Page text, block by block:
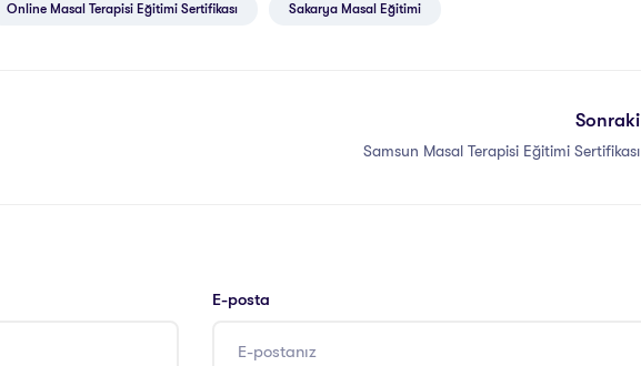
Online Masal Terapisi Eğitimi Sertifikası Sakarya Masal Eğitimi
Sonraki
Samsun Masal Terapisi Eğitimi Sertifikası
E-posta